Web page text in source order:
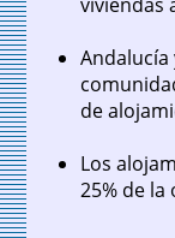
Andalucía
de
Los
25% de